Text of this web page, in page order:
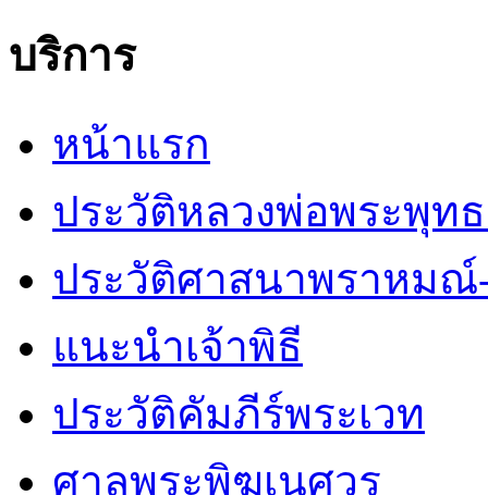
บริการ
หน้าแรก
ประวัติหลวงพ่อพระพุท
ประวัติศาสนาพราหม
แนะนำเจ้าพิธี
ประวัติคัมภีร์พระเวท
ศาลพระพิฆเนศวร